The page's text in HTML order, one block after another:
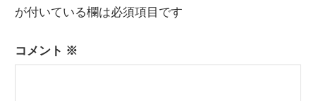
ー
シ
ョ
が付いている欄は必須項目です
コメント ※